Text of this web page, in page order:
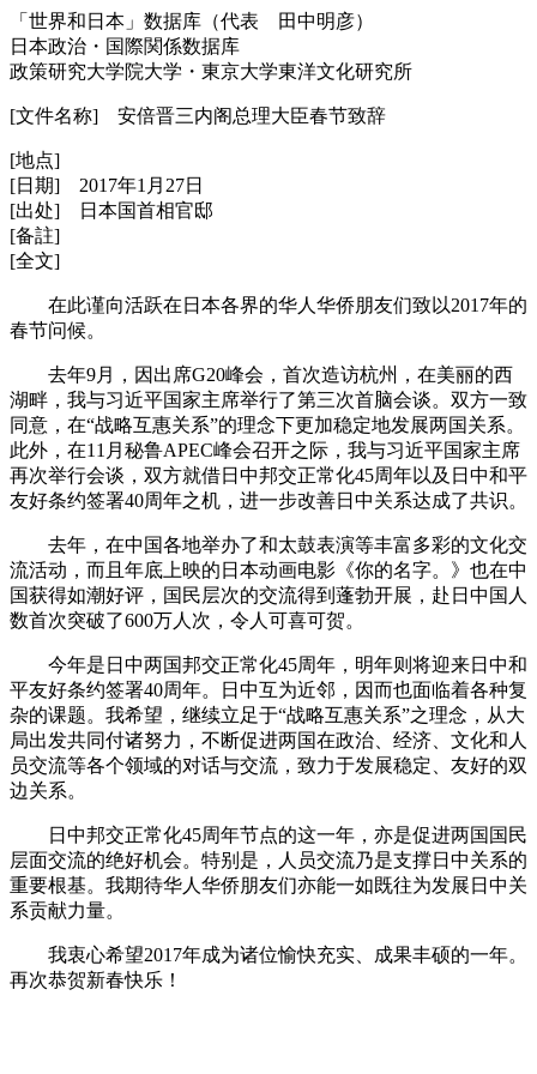
「世界和日本」数据库（代表 田中明彦）
日本政治・国際関係数据库
政策研究大学院大学・東京大学東洋文化研究所
[文件名称] 安倍晋三内阁总理大臣春节致辞
[地点]
[日期] 2017年1月27日
[出处] 日本国首相官邸
[备註]
[全文]
在此谨向活跃在日本各界的华人华侨朋友们致以2017年的
春节问候。
去年9月，因出席G20峰会，首次造访杭州，在美丽的西
湖畔，我与习近平国家主席举行了第三次首脑会谈。双方一致
同意，在“战略互惠关系”的理念下更加稳定地发展两国关系。
此外，在11月秘鲁APEC峰会召开之际，我与习近平国家主席
再次举行会谈，双方就借日中邦交正常化45周年以及日中和平
友好条约签署40周年之机，进一步改善日中关系达成了共识。
去年，在中国各地举办了和太鼓表演等丰富多彩的文化交
流活动，而且年底上映的日本动画电影《你的名字。》也在中
国获得如潮好评，国民层次的交流得到蓬勃开展，赴日中国人
数首次突破了600万人次，令人可喜可贺。
今年是日中两国邦交正常化45周年，明年则将迎来日中和
平友好条约签署40周年。日中互为近邻，因而也面临着各种复
杂的课题。我希望，继续立足于“战略互惠关系”之理念，从大
局出发共同付诸努力，不断促进两国在政治、经济、文化和人
员交流等各个领域的对话与交流，致力于发展稳定、友好的双
边关系。
日中邦交正常化45周年节点的这一年，亦是促进两国国民
层面交流的绝好机会。特别是，人员交流乃是支撑日中关系的
重要根基。我期待华人华侨朋友们亦能一如既往为发展日中关
系贡献力量。
我衷心希望2017年成为诸位愉快充实、成果丰硕的一年。
再次恭贺新春快乐！